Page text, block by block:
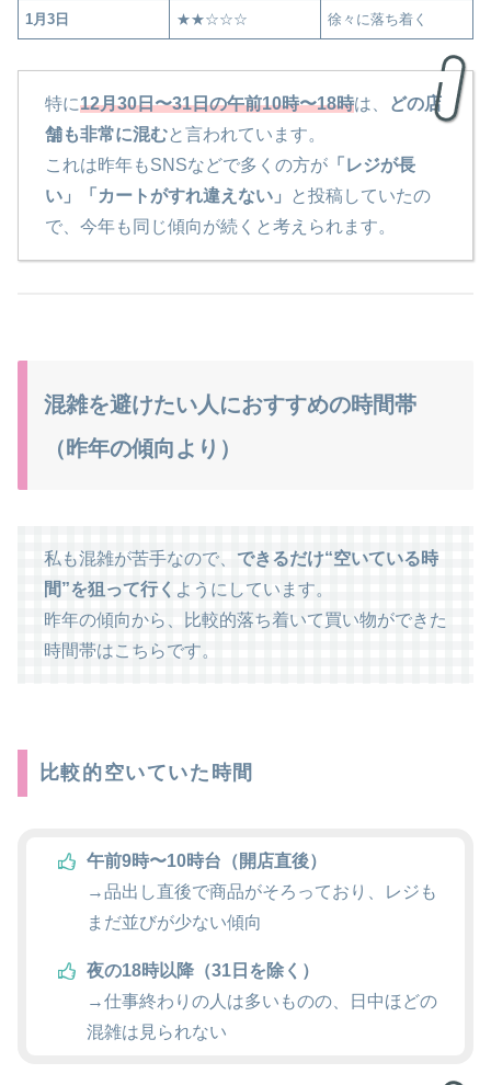
1月3日 ★★☆☆☆ 徐々に落ち着く
特に12月30日〜31日の午前10時〜18時は、
どの店
舗も非常に混むと言われています。
これは昨年もSNSなどで多くの方が 「レジが長
い」「カートがすれ違えない」
と投稿していたの
で、今年も同じ傾向が続くと考えられます。
混雑を避けたい人におすすめの時間帯
（昨年の傾向より）
私も混雑が苦手なので、 できるだけ“空いている時
間”を狙って行く ようにしています。
昨年の傾向から、比較的落ち着いて買い物ができた
時間帯はこちらです。
比較的空いていた時間
午前9時〜10時台（開店直後）
→品出し直後で商品がそろっており、レジも
まだ並びが少ない傾向
夜の18時以降（31日を除く）
→仕事終わりの人は多いものの、日中ほどの
混雑は見られない